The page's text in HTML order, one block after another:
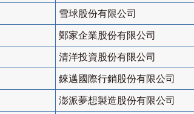
雪球股份有限公司
鄭家企業股份有限公司
清洋投資股份有限公司
錸邁國際行銷股份有限公司
澎派夢想製造股份有限公司